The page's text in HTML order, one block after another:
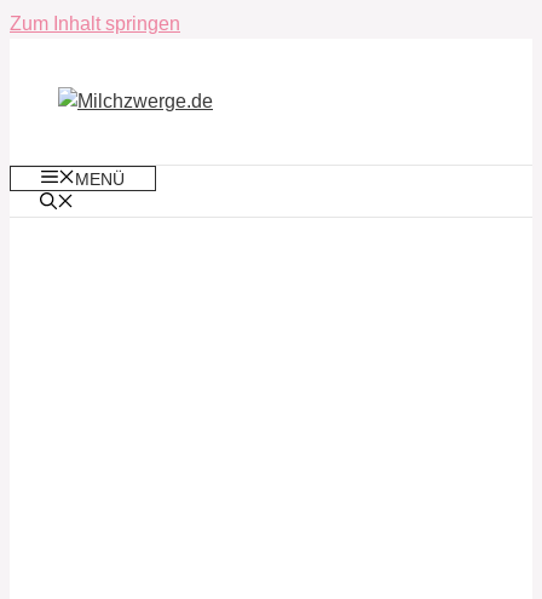
Zum Inhalt springen
MENÜ